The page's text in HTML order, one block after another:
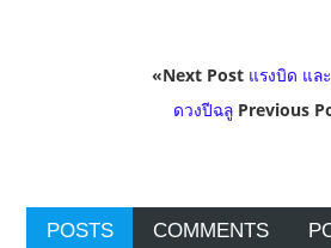
«Next Post แรงบิด แล
ดวงปีฉลูPrevious
POSTS COMMENTS